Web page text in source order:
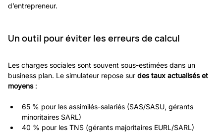
d’entrepreneur.
Un outil pour éviter les erreurs de calcul
Les charges sociales sont souvent sous-estimées dans un
business plan. Le simulateur repose sur des taux actualisés et
moyens :
65 % pour les assimilés-salariés (SAS/SASU, gérants
minoritaires SARL)
40 % pour les TNS (gérants majoritaires EURL/SARL)